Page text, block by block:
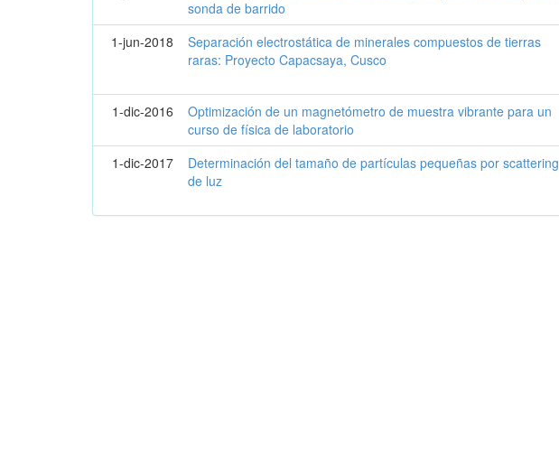
sonda de barrido
1-jun-2018
Separación electrostática de minerales compuestos de tierras
raras: Proyecto Capacsaya, Cusco
1-dic-2016
Optimización de un magnetómetro de muestra vibrante para un
curso de física de laboratorio
1-dic-2017
Determinación del tamaño de partículas pequeñas por scattering
de luz